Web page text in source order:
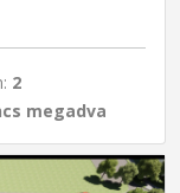
2
megadva